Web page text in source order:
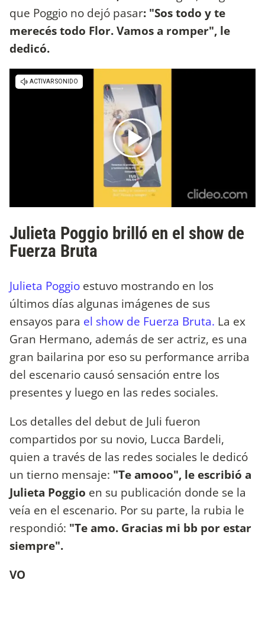
que Poggio no dejó pasar: "Sos todo y te
merecés todo Flor. Vamos a romper", le
dedicó.
Julieta Poggio brilló en el show de
Fuerza Bruta
Julieta Poggio estuvo mostrando en los
últimos días algunas imágenes de sus
ensayos para el show de Fuerza Bruta. La ex
Gran Hermano, además de ser actriz, es una
gran bailarina por eso su performance arriba
del escenario causó sensación entre los
presentes y luego en las redes sociales.
Los detalles del debut de Juli fueron
compartidos por su novio, Lucca Bardeli,
quien a través de las redes sociales le dedicó
un tierno mensaje: "Te amooo", le escribió a
Julieta Poggio en su publicación donde se la
veía en el escenario. Por su parte, la rubia le
respondió: "Te amo. Gracias mi bb por estar
siempre".
VO